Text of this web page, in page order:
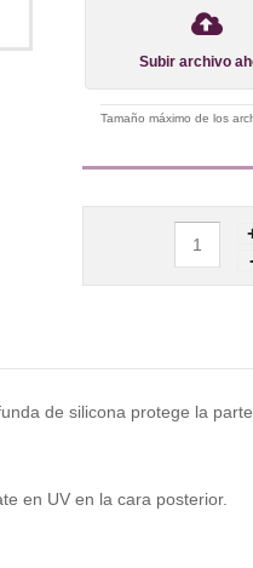
Subir archivo
Tamaño máximo de los
de silicona protege la
en UV en la cara posterior.